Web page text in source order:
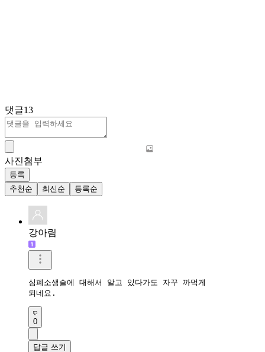
댓글13
사진첨부
등록
추천순
최신순 등록순
강아림
심폐소생술에 대해서 알고 있다가도 자꾸 까먹게
되네요.
0
답글 쓰기